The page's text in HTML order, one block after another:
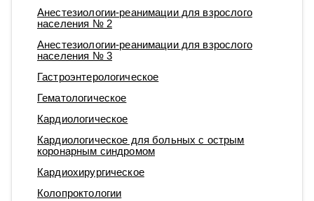
Анестезиологии-реанимации для взрослого
населения № 2
Анестезиологии-реанимации для взрослого
населения № 3
Гастроэнтерологическое
Гематологическое
Кардиологическое
Кардиологическое для больных с острым
коронарным синдромом
Кардиохирургическое
Колопроктологии